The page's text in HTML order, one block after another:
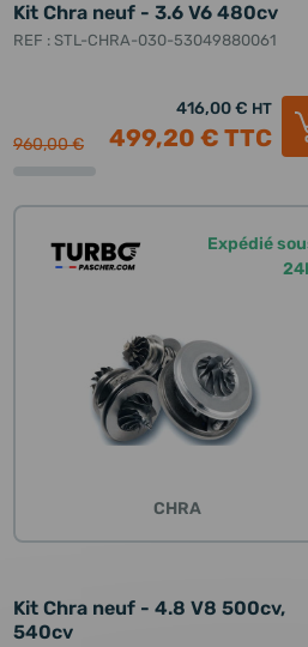
Kit Chra neuf - 3.6 V6 480cv
REF : STL-CHRA-030-53049880061
960,00 €
416,00 € HT
499,20 € TTC
Expédié
CHRA
Kit Chra neuf - 4.8 V8 500cv,
540cv